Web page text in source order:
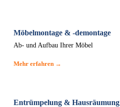
Möbelmontage & -demontage
Ab- und Aufbau Ihrer Möbel
Mehr erfahren →
Entrümpelung & Hausräumung